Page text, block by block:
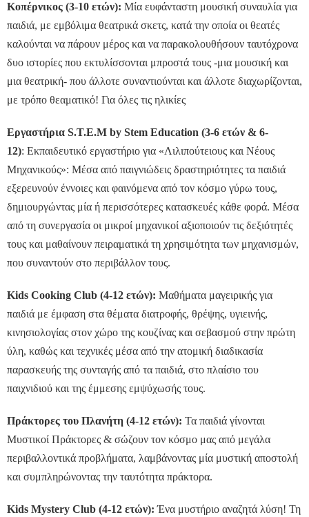
Kοπέρνικος (3-10 ετών): Μία ευφάνταστη μουσική συναυλία για
παιδιά, με εμβόλιμα θεατρικά σκετς, κατά την οποία οι θεατές
καλούνται να πάρουν μέρος και να παρακολουθήσουν ταυτόχρονα
δυο ιστορίες που εκτυλίσσονται μπροστά τους -μια μουσική και
μια θεατρική- που άλλοτε συναντιούνται και άλλοτε διαχωρίζονται,
με τρόπο θεαματικό! Για όλες τις ηλικίες
Εργαστήρια S.T.E.M by Stem Education (3-6 ετών & 6-
12): Εκπαιδευτικό εργαστήριο για «Λιλιπούτειους και Νέους
Μηχανικούς»: Μέσα από παιγνιώδεις δραστηριότητες τα παιδιά
εξερευνούν έννοιες και φαινόμενα από τον κόσμο γύρω τους,
δημιουργώντας μία ή περισσότερες κατασκευές κάθε φορά. Μέσα
από τη συνεργασία οι μικροί μηχανικοί αξιοποιούν τις δεξιότητές
τους και μαθαίνουν πειραματικά τη χρησιμότητα των μηχανισμών,
που συναντούν στο περιβάλλον τους.
Kids Cooking Club (4-12 ετών): Μαθήματα μαγειρικής για
παιδιά με έμφαση στα θέματα διατροφής, θρέψης, υγιεινής,
κινησιολογίας στον χώρο της κουζίνας και σεβασμού στην πρώτη
ύλη, καθώς και τεχνικές μέσα από την ατομική διαδικασία
παρασκευής της συνταγής από τα παιδιά, στο πλαίσιο του
παιχνιδιού και της έμμεσης εμψύχωσής τους.
Πράκτορες του Πλανήτη (4-12 ετών): Τα παιδιά γίνονται
Μυστικοί Πράκτορες & σώζουν τον κόσμο μας από μεγάλα
περιβαλλοντικά προβλήματα, λαμβάνοντας μία μυστική αποστολή
και συμπληρώνοντας την ταυτότητα πράκτορα.
Kids Mystery Club (4-12 ετών): Ένα μυστήριο αναζητά λύση! Τη